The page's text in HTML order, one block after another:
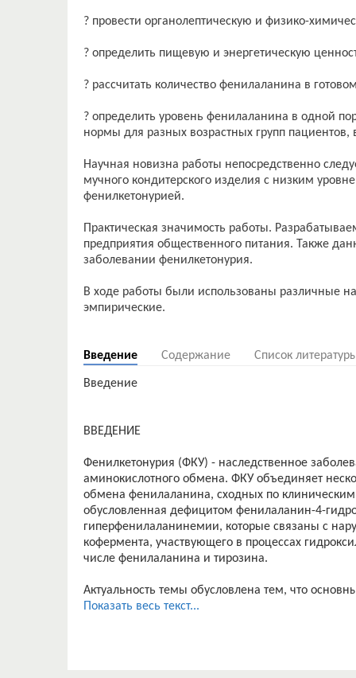
? провести органолептическую и физико-
? определить пищевую и энергетическую
? рассчитать количество фенилаланина в
? определить уровень фенилаланина в одной
нормы для разных возрастных групп пациентов,
Научная новизна работы непосредственно
мучного кондитерского изделия с низким
фенилкетонурией.
Практическая значимость работы.
предприятия общественного питания. Также
заболевании фенилкетонурия.
В ходе работы были использованы различные
эмпирические.
Введение Содержание Список
Введение
ВВЕДЕНИЕ
Фенилкетонурия (ФКУ) - наследственное
аминокислотного обмена. ФКУ объединяет
обмена фенилаланина, сходных по
обусловленная дефицитом фенилаланин-4-
гиперфенилаланинемии, которые связаны с
кофермента, участвующего в процессах
числе фенилаланина и тирозина.
Актуальность темы обусловлена тем, что
фенилкетонурией происходят через интернет-
Показать весь текст...